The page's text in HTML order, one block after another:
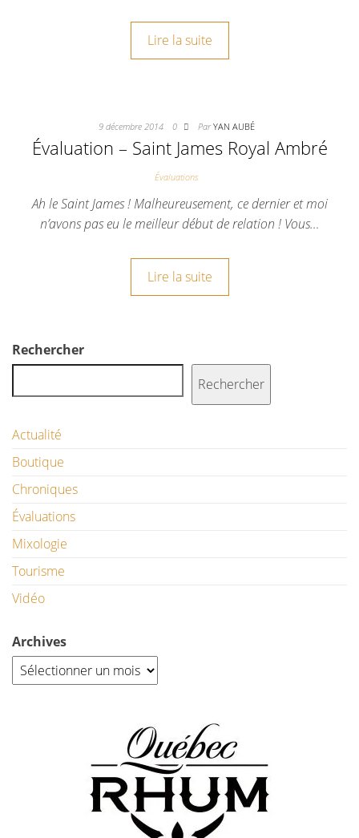
Lire la suite
9 décembre 2014 0 ParYAN AUBÉ
Évaluation – Saint James Royal Ambré
Évaluations
Ah le Saint James ! Malheureusement, ce dernier et moi
n’avons pas eu le meilleur début de relation ! Vous…
Lire la suite
Rechercher
Rechercher
Actualité
Boutique
Chroniques
Évaluations
Mixologie
Tourisme
Vidéo
Archives